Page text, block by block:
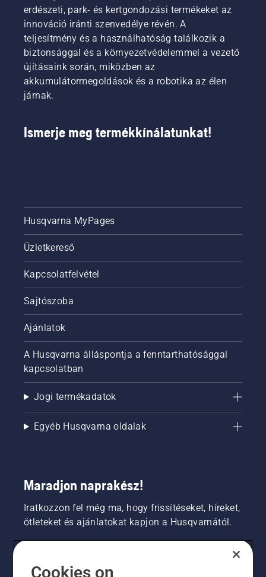
erdészeti, park- és kertgondozási termékeket az
innováció iránti szenvedélye révén. A
teljesítmény és a használhatóság találkozik a
biztonsággal és a környezetvédelemmel a vezető
újításaink során, miközben az
akkumulátormegoldások és a robotika az élen
járnak.
Ismerje meg termékkínálatunkat!
Husqvarna MyPages
Üzletkereső
Kapcsolatfelvétel
Sajtószoba
Ajánlatok
A Husqvarna álláspontja a fenntarthatósággal
kapcsolatban
Jogi termékadatok
Egyéb Husqvarna oldalak
Maradjon naprakész!
Iratkozzon fel még ma, hogy frissítéseket, híreket,
ötleteket és ajánlatokat kapjon a Husqvarnától.
Cookies on